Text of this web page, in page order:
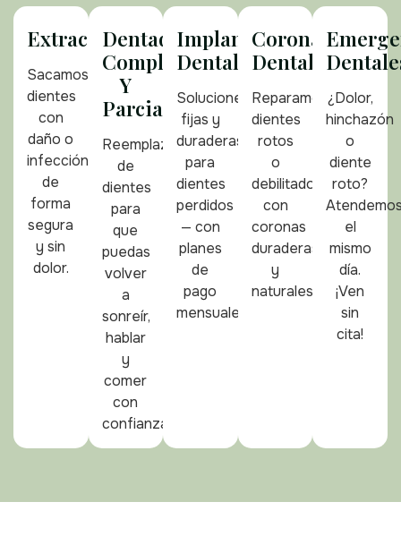
Extracciones
Sacamos
dientes
con
daño o
infección
de
forma
segura
y sin
dolor.
Dentaduras
Completas
Y
Parciales
Reemplazo
de
dientes
para
que
puedas
volver
a
sonreír,
hablar
y
comer
con
confianza.
Implantes
Dentales
Soluciones
fijas y
duraderas
para
dientes
perdidos
— con
planes
de
pago
mensuales.
Coronas
Dentales
Reparamos
dientes
rotos
o
debilitados
con
coronas
duraderas
y
naturales.
¿Dolor,
hinchazón
o
diente
roto?
el
mismo
día.
¡Ven
sin
cita!